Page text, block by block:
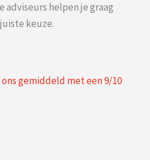
adviseurs helpen je graag
keuze.
gemiddeld met een9/10